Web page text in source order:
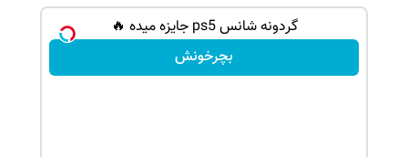
گردونه شانس ps5 جایزه میده 🔥
بچرخونش